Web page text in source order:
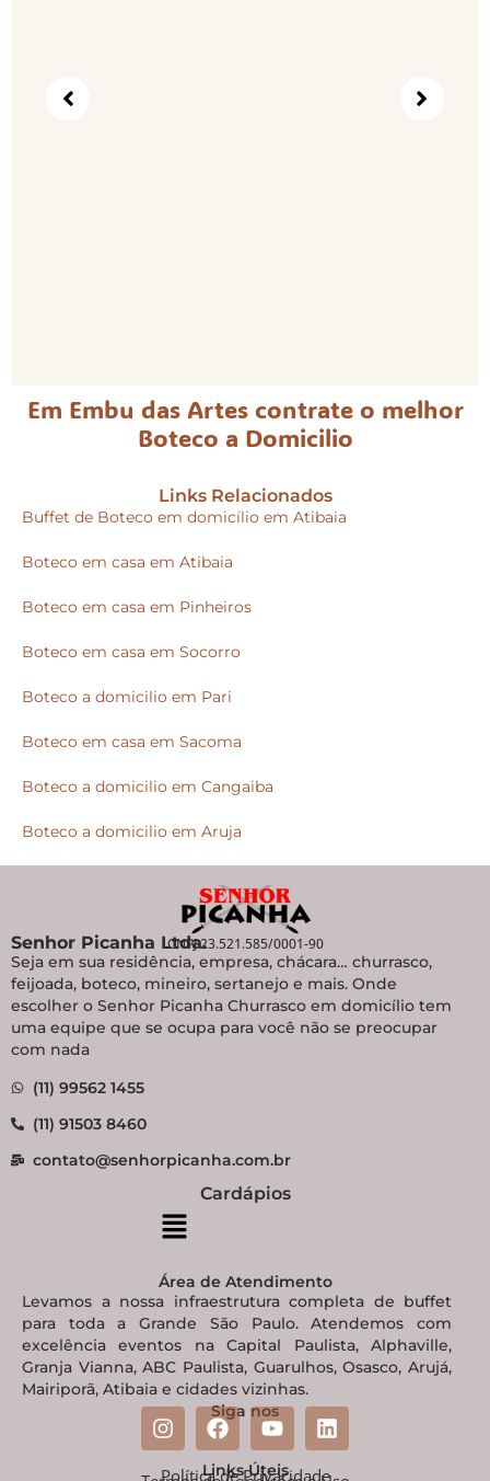
Em Embu das Artes contrate o melhor
Boteco a Domicilio
Links Relacionados
Buffet de Boteco em domicílio em Atibaia
Boteco em casa em Atibaia
Boteco em casa em Pinheiros
Boteco em casa em Socorro
Boteco a domicilio em Pari
Boteco em casa em Sacoma
Boteco a domicilio em Cangaiba
Boteco a domicilio em Aruja
Senhor Picanha Ltda.CNPJ 23.521.585/0001-90
Seja em sua residência, empresa, chácara… churrasco,
feijoada, boteco, mineiro, sertanejo e mais. Onde
escolher o Senhor Picanha Churrasco em domicílio tem
uma equipe que se ocupa para você não se preocupar
com nada
(11) 99562 1455
(11) 91503 8460
contato@senhorpicanha.com.br
Cardápios
Área de Atendimento
Levamos a nossa infraestrutura completa de buffet
para toda a Grande São Paulo. Atendemos com
excelência eventos na Capital Paulista, Alphaville,
Granja Vianna, ABC Paulista, Guarulhos, Osasco, Arujá,
Mairiporã, Atibaia e cidades vizinhas.
Siga nos
Links Úteis
Política de Privacidade